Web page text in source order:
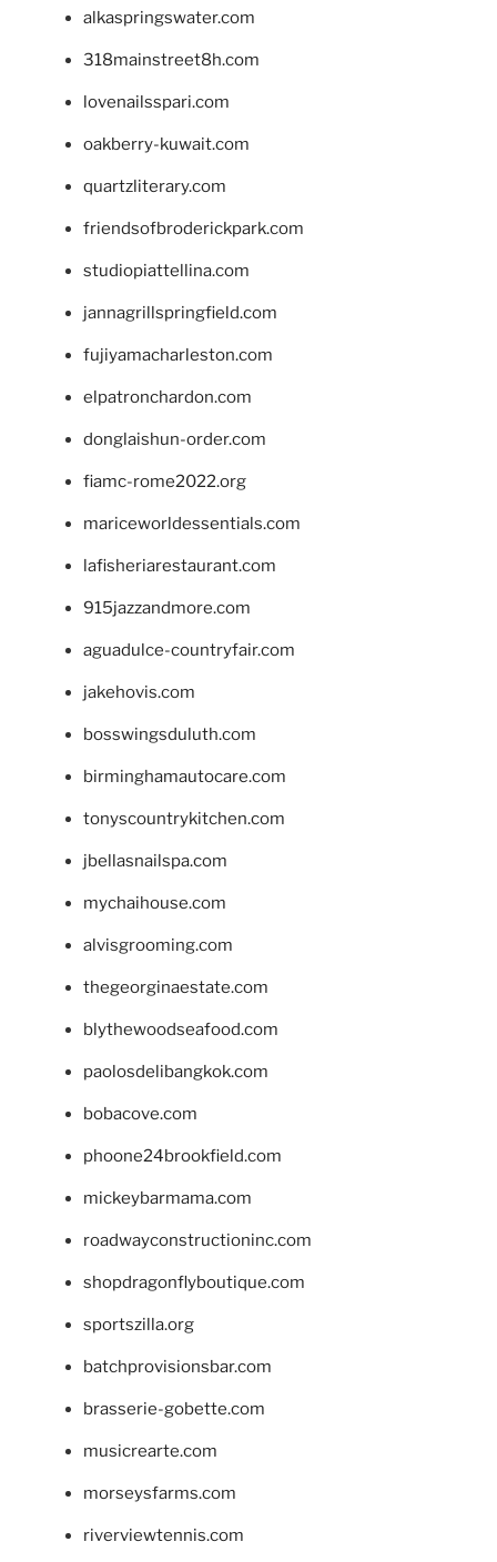
alkaspringswater.com
318mainstreet8h.com
lovenailsspari.com
oakberry-kuwait.com
quartzliterary.com
friendsofbroderickpark.com
studiopiattellina.com
jannagrillspringfield.com
fujiyamacharleston.com
elpatronchardon.com
donglaishun-order.com
fiamc-rome2022.org
mariceworldessentials.com
lafisheriarestaurant.com
915jazzandmore.com
aguadulce-countryfair.com
jakehovis.com
bosswingsduluth.com
birminghamautocare.com
tonyscountrykitchen.com
jbellasnailspa.com
mychaihouse.com
alvisgrooming.com
thegeorginaestate.com
blythewoodseafood.com
paolosdelibangkok.com
bobacove.com
phoone24brookfield.com
mickeybarmama.com
roadwayconstructioninc.com
shopdragonflyboutique.com
sportszilla.org
batchprovisionsbar.com
brasserie-gobette.com
musicrearte.com
morseysfarms.com
riverviewtennis.com